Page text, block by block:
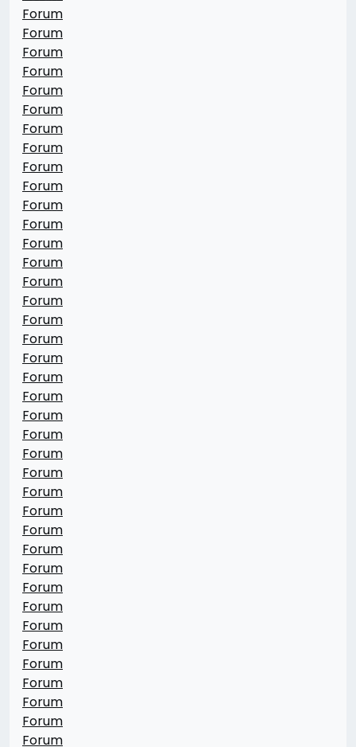
Forum
Forum
Forum
Forum
Forum
Forum
Forum
Forum
Forum
Forum
Forum
Forum
Forum
Forum
Forum
Forum
Forum
Forum
Forum
Forum
Forum
Forum
Forum
Forum
Forum
Forum
Forum
Forum
Forum
Forum
Forum
Forum
Forum
Forum
Forum
Forum
Forum
Forum
Forum